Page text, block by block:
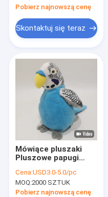
Pobierz najnowszą cenę
Skontaktuj się teraz
Mówiące pluszaki
Pluszowe papugi
powtarzanie
Cena:USD3.0-5.0/pc
MOQ:2000 SZTUK
Pobierz najnowszą cenę